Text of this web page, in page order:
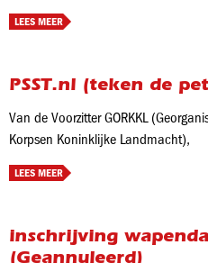
LEES MEER
PSST.nl (teken de
Van de Voorzitter GORKKL
Korpsen Koninklijke Landmacht),
LEES MEER
inschrijving
(Geannuleerd)